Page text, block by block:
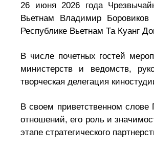
26 июня 2026 года
Вьетнам Владимир
Республике Вьетнам Та Куанг
В числе почетных гостей
министерств и ведомств,
творческая делегация
В своем приветственном слове
отношений, его роль и
этапе стратегического